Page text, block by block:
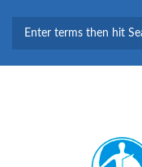
BÚSQUEDA